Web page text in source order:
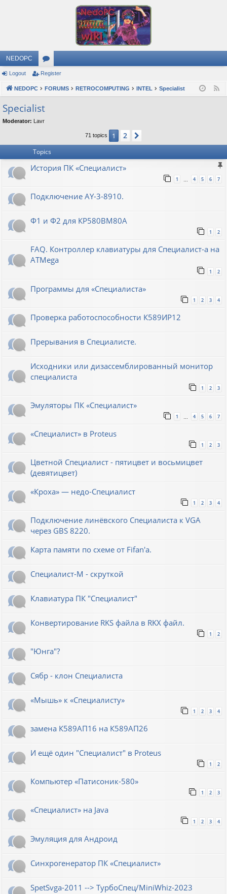
NEDOPC
or
u
m
s
Logout Register
NEDOPC FORUMS RETROCOMPUTING INTEL Specialist
Specialist
Moderator: Lavr
71 topics 1 2
Topics
История ПК «Специалист»
1 … 4 5 6 7
Подключение AY-3-8910.
Ф1 и Ф2 для КР580ВМ80А
1 2
FAQ. Контроллер клавиатуры для Специалист-а на
ATMega
1 2
Программы для «Специалиста»
1 2 3 4
Проверка работоспособности К589ИР12
Прерывания в Специалисте.
Исходники или дизассемблированный монитор
специалиста
1 2 3
Эмуляторы ПК «Специалист»
1 4 5 6 7
«Специалист» в Proteus
1 2 3
Цветной Специалист - пятицвет и восьмицвет
(девятицвет)
«Кроха» — недо-Специалист
1 2 3 4
Подключение линёвского Специалиста к VGA
через GBS 8220.
Карта памяти по схеме от Fifan'a.
Специалист-М - скруткой
Клавиатура ПК "Специалист"
Конвертирование RKS файла в RKX файл.
1 2
"Юнга"?
Сябр - клон Специалиста
«Мышь» к «Специалисту»
1 2 3 4
замена К589АП16 на К589АП26
И ещё один "Специалист" в Proteus
1 2
Компьютер «Патисоник-580»
1 2 3
«Специалист» на Java
1 2 3 4
Эмуляция для Андроид
Синхрогенератор ПК «Специалист»
SpetSvga-2011 --> ТурбоСпец/MiniWhiz-2023